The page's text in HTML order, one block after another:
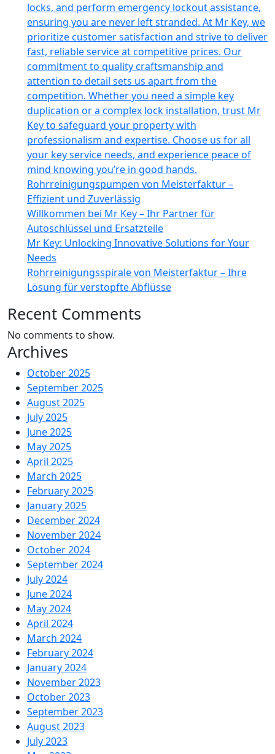
locks, and perform emergency lockout assistance,
ensuring you are never left stranded. At Mr Key, we
prioritize customer satisfaction and strive to deliver
fast, reliable service at competitive prices. Our
commitment to quality craftsmanship and
attention to detail sets us apart from the
competition. Whether you need a simple key
duplication or a complex lock installation, trust Mr
Key to safeguard your property with
professionalism and expertise. Choose us for all
your key service needs, and experience peace of
mind knowing you’re in good hands.
Rohrreinigungspumpen von Meisterfaktur –
Effizient und Zuverlässig
Willkommen bei Mr Key – Ihr Partner für
Autoschlüssel und Ersatzteile
Mr Key: Unlocking Innovative Solutions for Your
Needs
Rohrreinigungsspirale von Meisterfaktur – Ihre
Lösung für verstopfte Abflüsse
Recent Comments
No comments to show.
Archives
October 2025
September 2025
August 2025
July 2025
June 2025
May 2025
April 2025
March 2025
February 2025
January 2025
December 2024
November 2024
October 2024
September 2024
July 2024
June 2024
May 2024
April 2024
March 2024
February 2024
January 2024
November 2023
October 2023
September 2023
August 2023
July 2023